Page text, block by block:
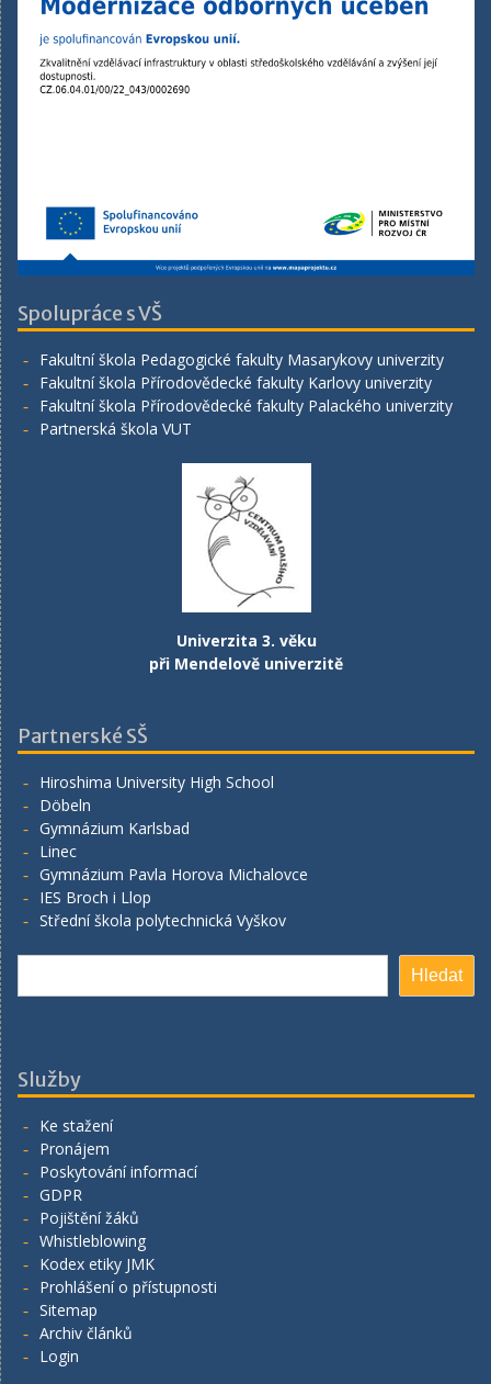
Spolupráce s VŠ
Fakultní škola Pedagogické fakulty Masarykovy univerzity
Fakultní škola Přírodovědecké fakulty Karlovy univerzity
Fakultní škola Přírodovědecké fakulty Palackého univerzity
Partnerská škola VUT
Univerzita 3. věku
při Mendelově univerzitě
Partnerské SŠ
Hiroshima University High School
Döbeln
Gymnázium Karlsbad
Linec
Gymnázium Pavla Horova Michalovce
IES Broch i Llop
Střední škola polytechnická Vyškov
Hledat
Služby
Ke stažení
Pronájem
Poskytování informací
GDPR
Pojištění žáků
Whistleblowing
Kodex etiky JMK
Prohlášení o přístupnosti
Sitemap
Archiv článků
Login